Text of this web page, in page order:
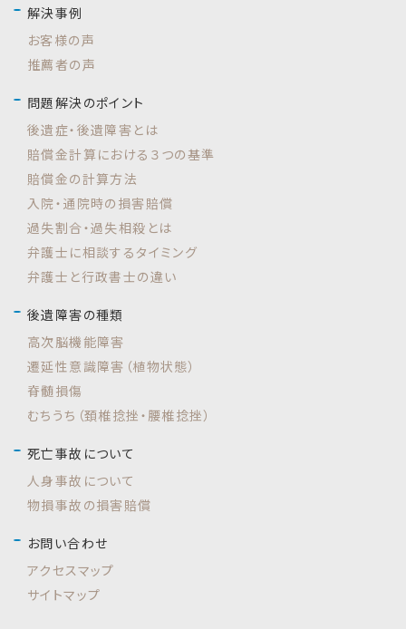
解決事例
お客様の声
推薦者の声
問題解決のポイント
後遺症・後遺障害とは
賠償金計算における３つの基準
賠償金の計算方法
入院・通院時の損害賠償
過失割合・過失相殺とは
弁護士に相談するタイミング
弁護士と行政書士の違い
後遺障害の種類
高次脳機能障害
遷延性意識障害（植物状態）
脊髄損傷
むちうち（頚椎捻挫・腰椎捻挫）
死亡事故について
人身事故について
物損事故の損害賠償
お問い合わせ
アクセスマップ
サイトマップ